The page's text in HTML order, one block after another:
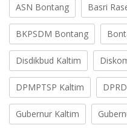
ASN Bontang Basri
BKPSDM Bontang
Disdikbud Kaltim
DPMPTSP Kaltim
Gubernur Kaltim